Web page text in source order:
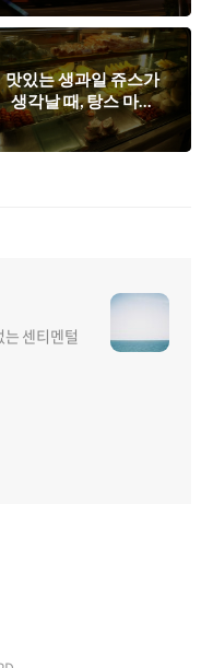
맛있는 생과일 쥬스가
생각날 때, 탕스 마켓
(Tangs Market)
센티멘털